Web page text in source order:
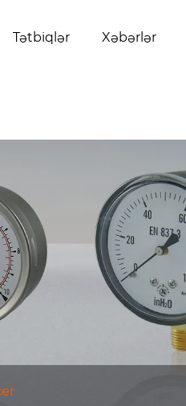
Tətbiqlər Xəbərlər